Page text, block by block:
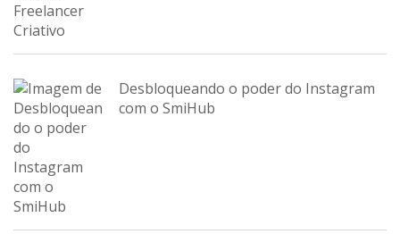
Desbloqueando o poder do Instagram
com o SmiHub